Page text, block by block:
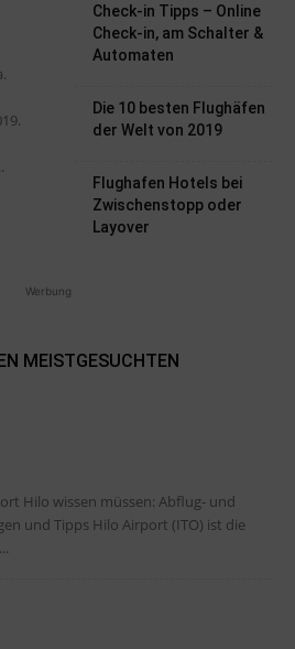
Check-in Tipps – Online
Check-in, am Schalter &
Automaten
Die 10 besten Flughäfen
der Welt von 2019
Flughafen Hotels bei
Zwischenstopp oder
Layover
Werbung
MEISTGESUCHTEN
Hilo wissen müssen: Abflug- und
Airport (ITO) ist die